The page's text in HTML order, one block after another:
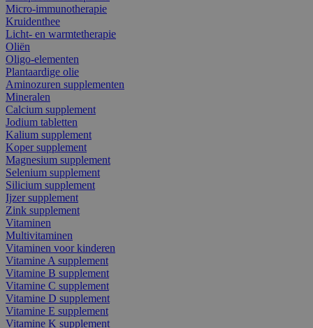
Micro-immunotherapie
Kruidenthee
Licht- en warmtetherapie
Oliën
Oligo-elementen
Plantaardige olie
Aminozuren supplementen
Mineralen
Calcium supplement
Jodium tabletten
Kalium supplement
Koper supplement
Magnesium supplement
Selenium supplement
Silicium supplement
Ijzer supplement
Zink supplement
Vitaminen
Multivitaminen
Vitaminen voor kinderen
Vitamine A supplement
Vitamine B supplement
Vitamine C supplement
Vitamine D supplement
Vitamine E supplement
Vitamine K supplement